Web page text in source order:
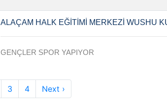
ALAÇAM HALK EĞİTİMİ MERKEZİ WUSHU
GENÇLER SPOR YAPIYOR
3 4 Next ›